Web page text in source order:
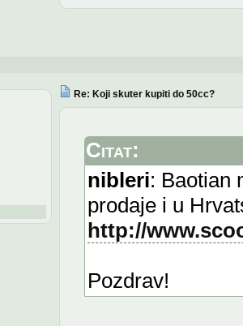
Re: Koji skuter kupiti do 50cc?
Citat:
nibleri: Baotian
prodaje i u
http://
Pozdrav!